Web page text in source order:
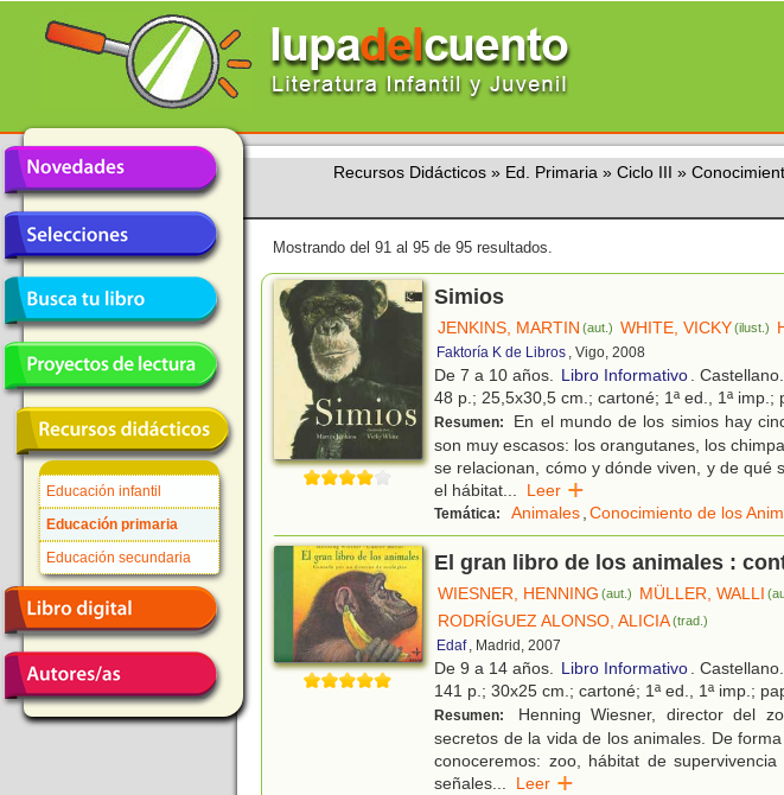
Educación infantil
Educación primaria
Educación secundaria
Recursos Didácticos » Ed. Primaria » Ciclo III »
Mostrando del 91 al 95 de 95 resultados.
Simios
JENKINS, MARTIN (aut.) WHITE, VICKY(ilust.)
Faktoría K de Libros , Vigo, 2008
De 7 a 10 años. Libro Informativo
. Castellano.
48 p.; 25,5x30,5 cm.; cartoné; 1ª ed., 1ª imp.;
Resumen:
En el mundo de los simios hay
son muy escasos: los orangutanes, los
se relacionan, cómo y dónde viven, y de qué
el hábitat
Leer
Temática: Animales Conocimiento de los
El gran libro de los animales :
WIESNER, HENNING (aut.) MÜLLER, WALLI
RODRÍGUEZ ALONSO, ALICIA(trad.)
Edaf , Madrid, 2007
De 9 a 14 años. Libro Informativo
. Castellano.
141 p.; 30x25 cm.; cartoné; 1ª ed., 1ª imp.;
Resumen:
Henning Wiesner, director del
secretos de la vida de los animales. De
conoceremos: zoo, hábitat de
señales
Leer